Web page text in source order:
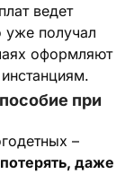
ведет
уже получал
оформляют
при
–
даже